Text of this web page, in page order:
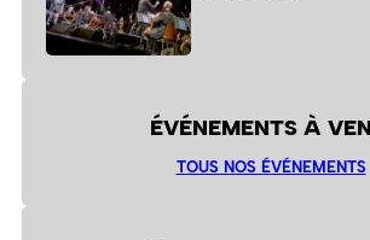
ÉVÉNEMENTS À
TOUS NOS ÉVÉNEMENTS